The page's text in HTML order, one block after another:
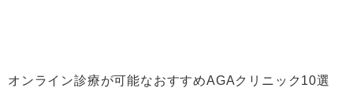
オンライン診療が可能なおすすめAGAクリニック10選